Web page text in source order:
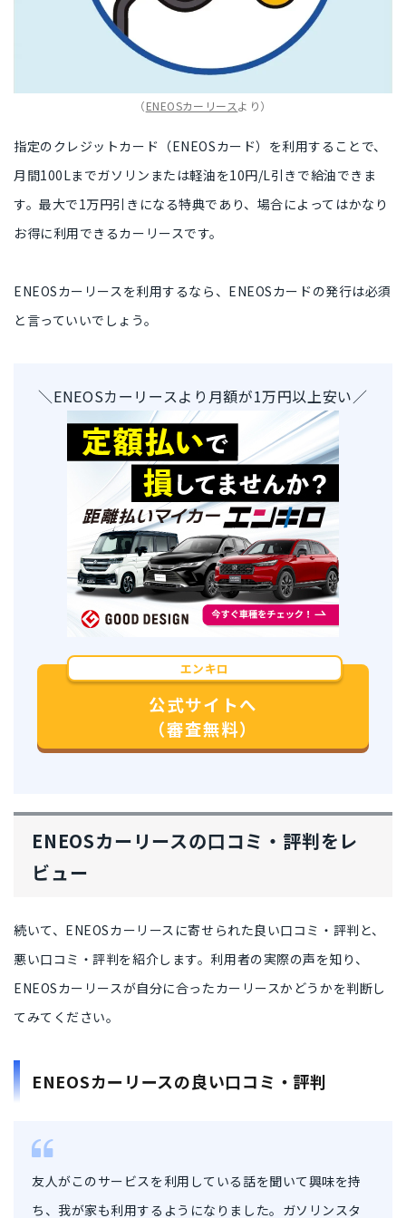
（ENEOSカーリースより）
指定のクレジットカード （ENEOSカード）を利用することで、
月間100Lまでガソリンまたは軽油を10円/L引きで給油できま
す。最大で1万円引き になる特典であり、場合によってはかなり
お得に利用できるカーリースです。
ENEOSカーリースを利用するなら、 ENEOSカードの発行は必須
と言っていいでしょう。
＼ENEOSカーリースより月額が1万円以上安い／
エンキロ
公式サイトへ
（審査無料）
ENEOSカーリースの口コミ・評判をレ
ビュー
続いて、ENEOSカーリースに寄せられた良い口コミ・評判 と、
悪い口コミ・評判を紹介します。利用者の実際の声を知り、
ENEOSカーリースが自分に合ったカーリースかどうかを判断し
てみてください。
ENEOSカーリースの良い口コミ・評判
友人がこのサービスを利用している話を聞いて興味を持
ち、我が家も利用するようになりました。ガソリンスタ